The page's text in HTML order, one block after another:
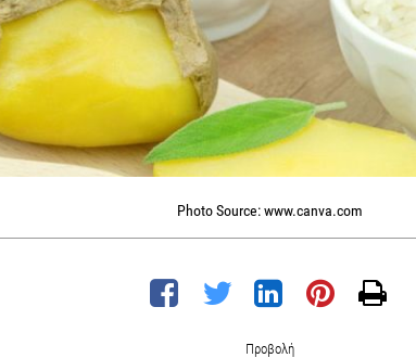
Photo Source: www.canva.com
Προβολή